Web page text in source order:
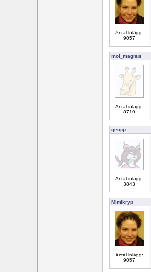
Antal inlägg:
9057
moi_magnus
Antal inlägg:
8710
geupp
Antal inlägg:
3843
Mimikryp
Antal inlägg:
9057